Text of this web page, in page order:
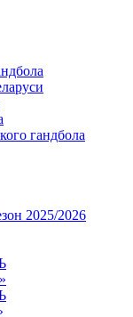
гандбола
2025/2026